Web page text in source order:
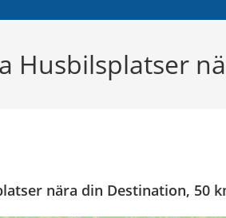
Husbilsplatser
nära din Destination, 50